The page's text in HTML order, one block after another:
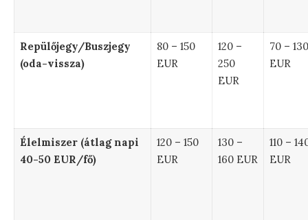
Repülőjegy/Buszjegy
(oda-vissza)
80 – 150
EUR
120 –
250
EUR
70 – 130
EUR
Élelmiszer (átlag napi
40-50 EUR/fő)
120 – 150
EUR
130 –
160 EUR
110 –
EUR